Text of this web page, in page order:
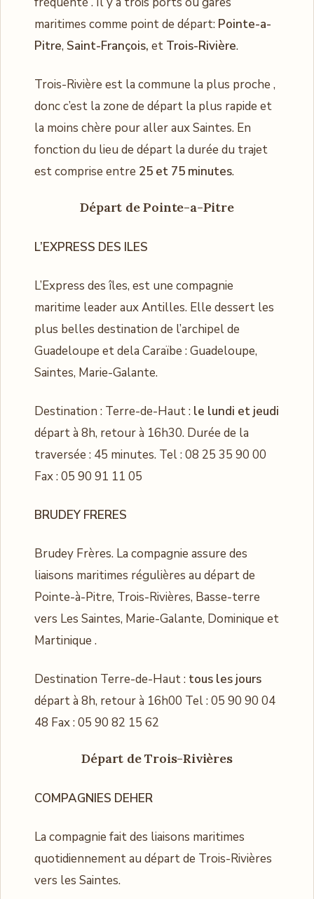
maritimes comme point de départ: Pointe-a-
Pitre, Saint-François, et Trois-Rivière.
Trois-Rivière est la commune la plus proche ,
donc c’est la zone de départ la plus rapide et
la moins chère pour aller aux Saintes. En
fonction du lieu de départ la durée du trajet
est comprise entre 25 et 75 minutes.
Départ de Pointe-a-Pitre
L’EXPRESS DES ILES
L’Express des îles, est une compagnie
maritime leader aux Antilles. Elle dessert les
plus belles destination de l’archipel de
Guadeloupe et dela Caraïbe : Guadeloupe,
Saintes, Marie-Galante.
Destination : Terre-de-Haut : le lundi et jeudi
départ à 8h, retour à 16h30. Durée de la
traversée : 45 minutes. Tel : 08 25 35 90 00
Fax : 05 90 91 11 05
BRUDEY FRERES
Brudey Frères. La compagnie assure des
liaisons maritimes régulières au départ de
Pointe-à-Pitre, Trois-Rivières, Basse-terre
vers Les Saintes, Marie-Galante, Dominique et
Martinique .
Destination Terre-de-Haut : tous les jours
départ à 8h, retour à 16h00 Tel : 05 90 90 04
48 Fax : 05 90 82 15 62
Départ de Trois-Rivières
COMPAGNIES DEHER
La compagnie fait des liaisons maritimes
quotidiennement au départ de Trois-Rivières
vers les Saintes.